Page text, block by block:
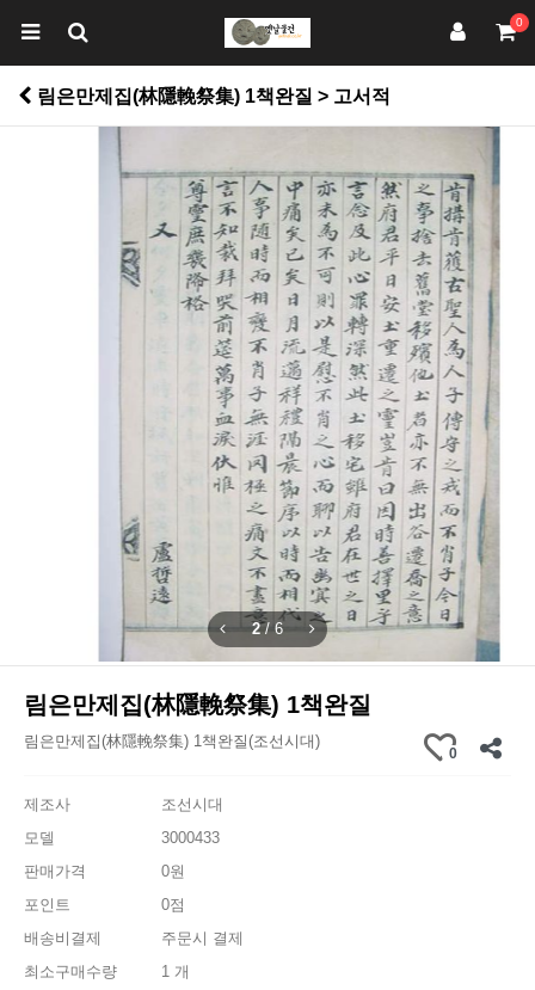
0
림은만제집(林隱輓祭集) 1책완질 > 고서적
2/6
림은만제집(林隱輓祭集) 1책완질
림은만제집(林隱輓祭集) 1책완질(조선시대)
0
제조사
조선시대
모델
3000433
판매가격
0원
포인트
0점
배송비결제
주문시 결제
최소구매수량
1 개